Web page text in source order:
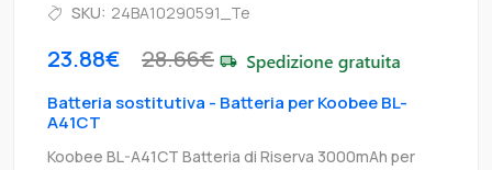
SKU: 24BA10290591_Te
23.88€ 28.66€
Batteria sostitutiva - Batteria per Koobee BL-
A41CT
Koobee BL-A41CT Batteria di Riserva 3000mAh per